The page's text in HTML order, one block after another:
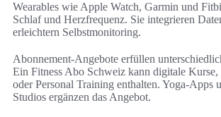
Wearables wie Apple Watch, Garmin und
Schlaf und Herzfrequenz. Sie integrieren
erleichtern Selbstmonitoring.
Abonnement-Angebote erfüllen
Ein Fitness Abo Schweiz kann digitale Kurse,
oder Personal Training enthalten. Yoga-Apps
Studios ergänzen das Angebot.